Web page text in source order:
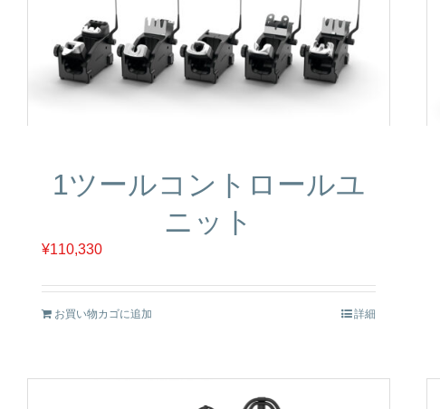
1ツールコントロールユ
ニット
¥110,330
お買い物カゴに追加 詳細